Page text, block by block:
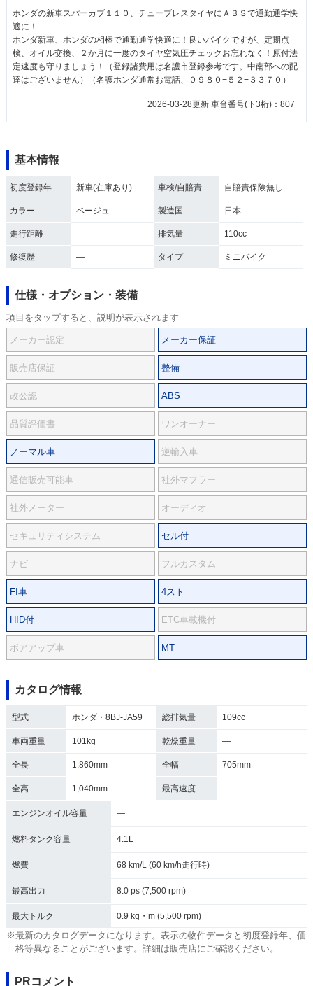
ホンダの新車スパーカブ１１０、チューブレスタイヤにＡＢＳで通勤通学快
適に！
ホンダ新車、ホンダの相棒で通勤通学快適に！良いバイクですが、定期点
検、オイル交換、２か月に一度のタイヤ空気圧チェックお忘れなく！原付法
定速度も守りましょう！（登録諸費用は名護市登録参考です。中南部への配
達はございません）（名護ホンダ通常お電話、０９８０−５２−３３７０）
2026-03-28更新 車台番号(下3桁)：807
基本情報
初度登録年 新車(在庫あり) 車検/自賠責 自賠責保険無し
カラー ベージュ 製造国 日本
走行距離 ― 排気量 110cc
修復歴 ― タイプ ミニバイク
仕様・オプション・装備
項目をタップすると、説明が表示されます
メーカー認定 メーカー保証
販売店保証 整備
改公認 ABS
品質評価書 ワンオーナー
ノーマル車 逆輸入車
通信販売可能車 社外マフラー
社外メーター オーディオ
セキュリティシステム セル付
ナビ フルカスタム
FI車 4スト
HID付 ETC車載機付
ボアアップ車 MT
カタログ情報
型式 ホンダ・8BJ-JA59 総排気量 109cc
車両重量 101kg 乾燥重量 ―
全長 1,860mm 全幅 705mm
全高 1,040mm 最高速度 ―
エンジンオイル容量 ―
燃料タンク容量 4.1L
燃費 68 km/L (60 km/h走行時)
最高出力 8.0 ps (7,500 rpm)
最大トルク 0.9 kg・m (5,500 rpm)
※最新のカタログデータになります。表示の物件データと初度登録年、価
格等異なることがございます。詳細は販売店にご確認ください。
PRコメント